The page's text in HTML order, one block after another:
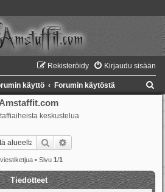
Kirjaudu sisään
Rekisteröidy
käyttö Forumin käytöstä
Amstaffit.com
keskustelua
Etsi
• Sivu 1/1
Tiedotteet